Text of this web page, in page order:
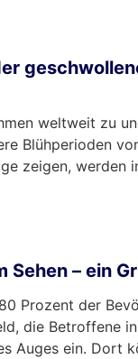
weltweit zu
Blühperioden
zeigen, werden
Sehen – ein
Prozent der
die Betroffene
Auges ein. Dort